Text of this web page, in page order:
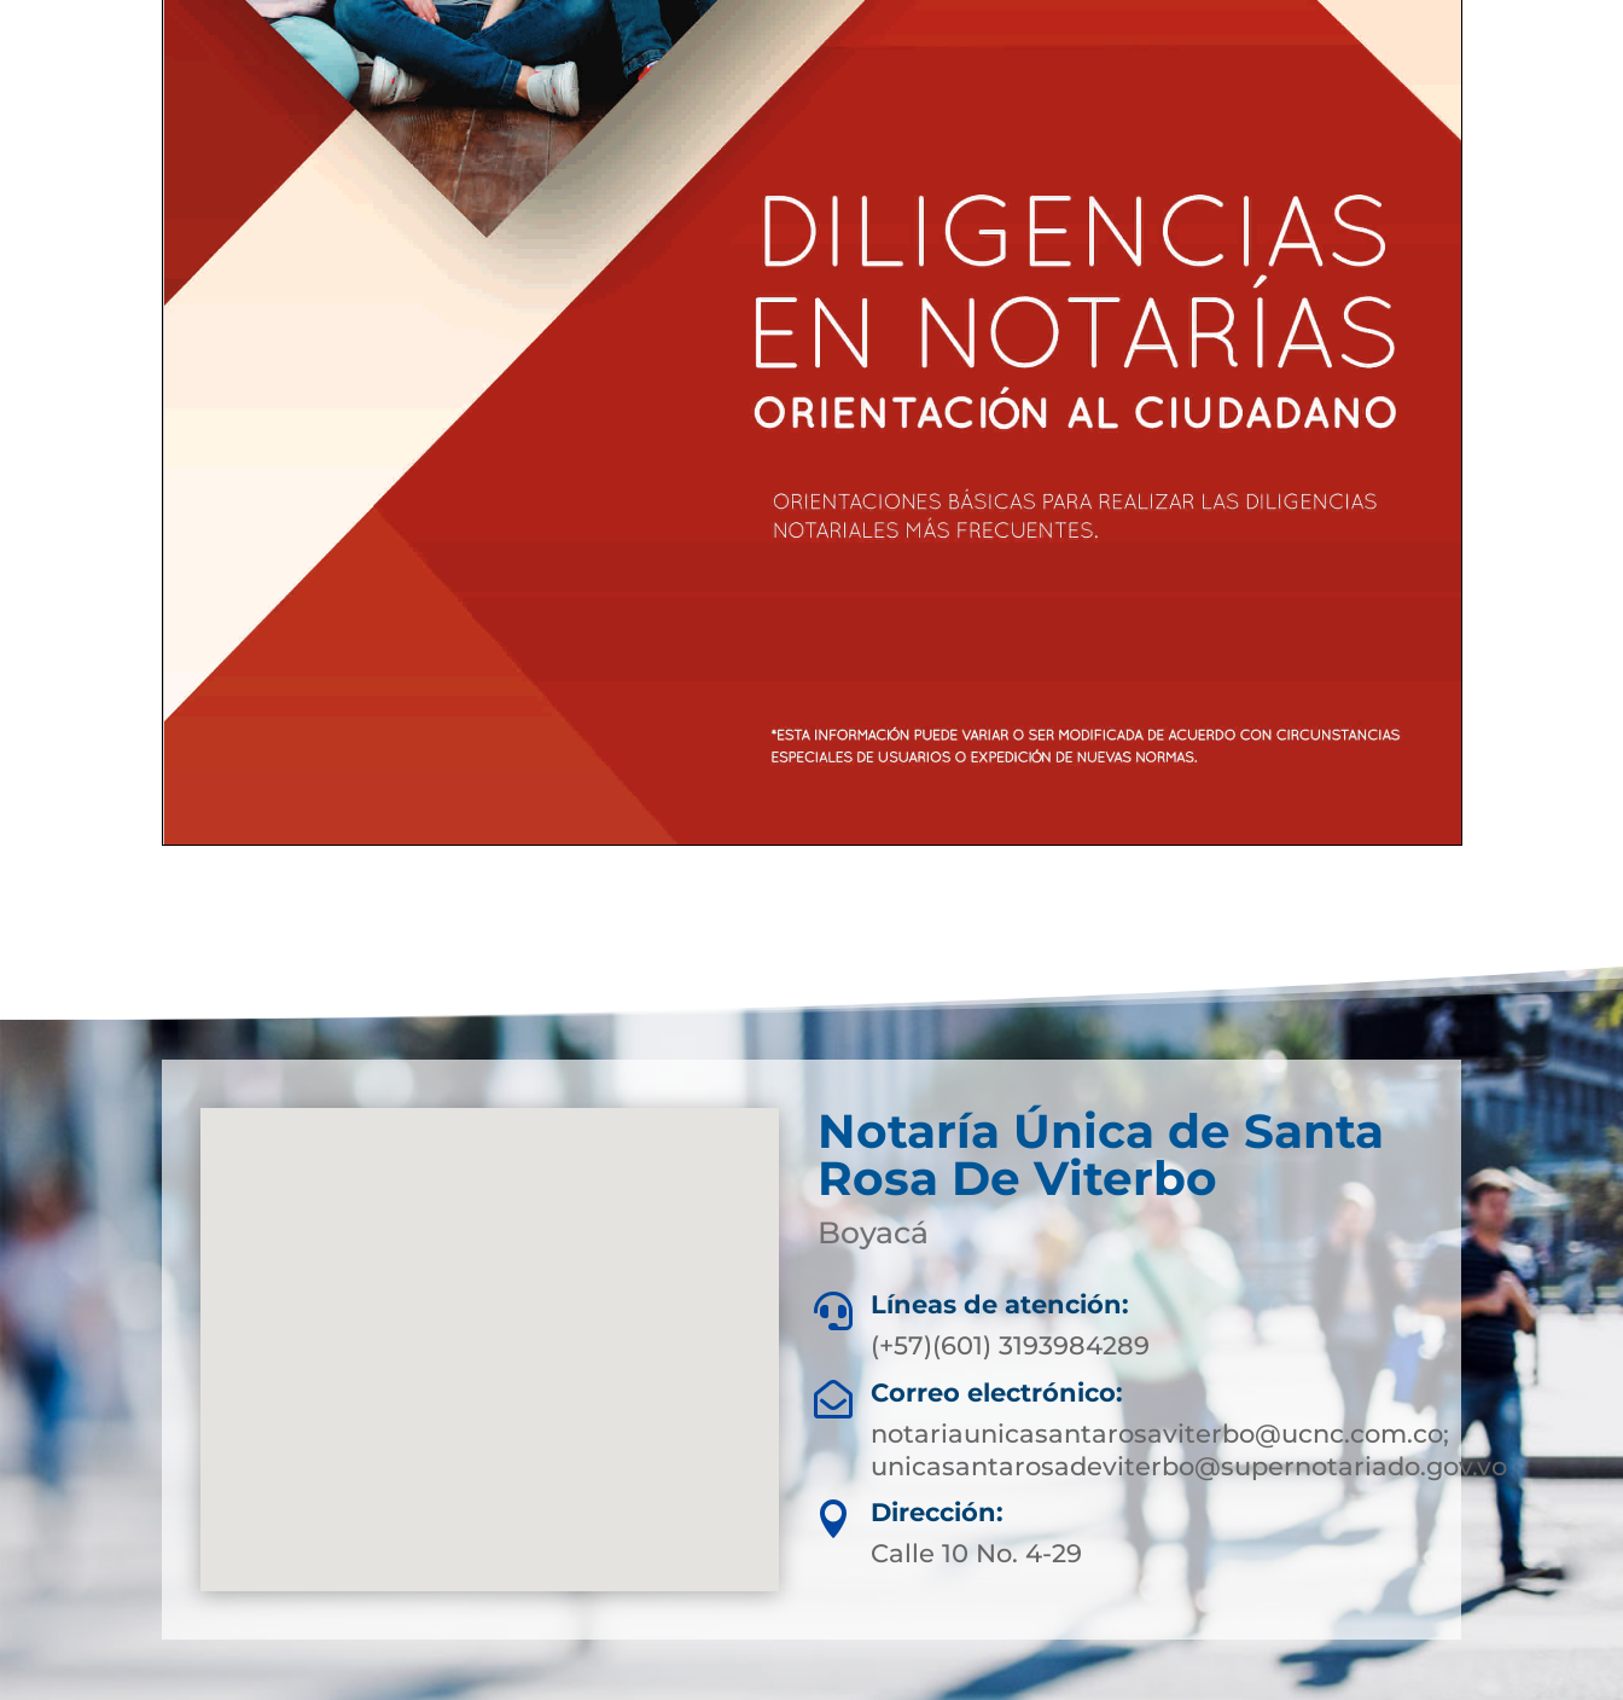
Notaría Única de Santa
Rosa De Viterbo
Boyacá

Líneas de atención:
(+57)(601) 3193984289

Correo electrónico:
notariaunicasantarosaviterbo@ucnc.com.co;
unicasantarosadeviterbo@supernotariado.gov.vo

Dirección:
Calle 10 No. 4-29